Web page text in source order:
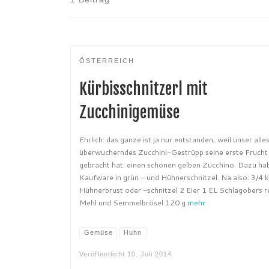
ÖSTERREICH
Kürbisschnitzerl mit
Zucchinigemüse
Ehrlich: das ganze ist ja nur entstanden, weil unser alles
überwucherndes Zucchini-Gestrüpp seine erste
gebracht hat: einen schönen gelben Zucchino. Dazu
Kaufware in grün – und Hühnerschnitzel. Na also: 3/4
Hühnerbrust oder -schnitzel 2 Eier 1 EL Schlagobers
Mehl und Semmelbrösel 120 g mehr
Gemüse Huhn
Veröffentlicht 10. Juli 2014